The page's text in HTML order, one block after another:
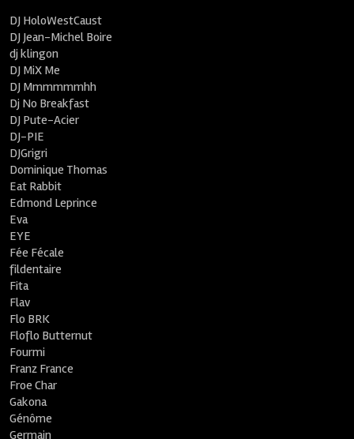
DJ HoloWestCaust
DJ Jean-Michel Boire
dj klingon
DJ MiX Me
DJ Mmmmmmhh
Dj No Breakfast
DJ Pute-Acier
DJ-PIE
DJGrigri
Dominique Thomas
Eat Rabbit
Edmond Leprince
Eva
EYE
Fée Fécale
fildentaire
Fita
Flav
Flo BRK
Floflo Butternut
Fourmi
Franz France
Froe Char
Gakona
Génôme
Germain